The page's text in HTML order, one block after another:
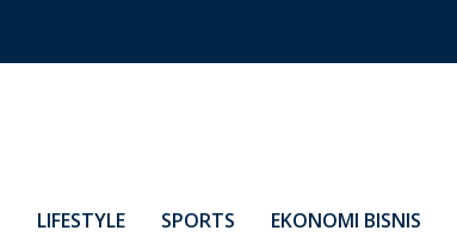
LIFESTYLE SPORTS EKONOMI BISNIS